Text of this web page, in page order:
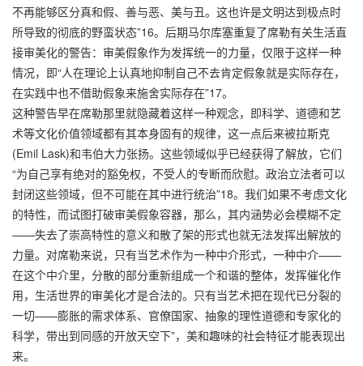
不再能够区分真和假、善与恶、美与丑。这也许是文明达到极点时
所导致的彻底的野蛮状态”16。后期马尔库塞重复了席勒有关生活直
接审美化的警告：审美假象作为发挥统一的力量，仅限于这样一种
情况，即“人在理论上认真地抑制自己不去肯定假象就是实际存在，
在实践中也不借助假象来施舍实际存在”17。
这种警告早在席勒那里就隐藏着这样一种观念，即科学、道德和艺
术等文化价值领域都有其本身固有的规律，这一点后来被拉斯克
(Emil Lask)和韦伯大力张扬。这些领域似乎已经获得了解放，它们
“为自己享有绝对的豁免权，不受人的专断而欣慰。政治立法者可以
封闭这些领域，但不可能在其中进行统治”18。我们如果不考虑文化
的特性，而试图打破审美假象容器，那么，其内涵势必会模糊不定
——失去了崇高特性的意义和散了架的形式也就无法发挥出解放的
力量。对席勒来说，只有当艺术作为一种中介形式，一种中介——
在这个中介里，分散的部分重新组成一个和谐的整体，发挥催化作
用，生活世界的审美化才是合法的。只有当艺术把在现代已分裂的
一切——膨胀的需求体系、官僚国家、抽象的理性道德和专家化的
科学，带出到同感的开放天空下”，美和趣味的社会特征才能表现出
来。